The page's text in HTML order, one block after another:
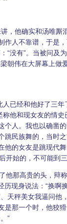
他确实和汤唯厮
作人不靠谱，于是
“没有”。当被问及
朝伟在大屏幕上做
已经和他好了三年
称他和现女友的情
个人。我也以确凿
跳民族舞的，当时
的女友是跳现代
开始的，不可能到
那高贵的头，辩
现身说法：“换啊
天秤美女我逼问他
那一个时，他狡
”